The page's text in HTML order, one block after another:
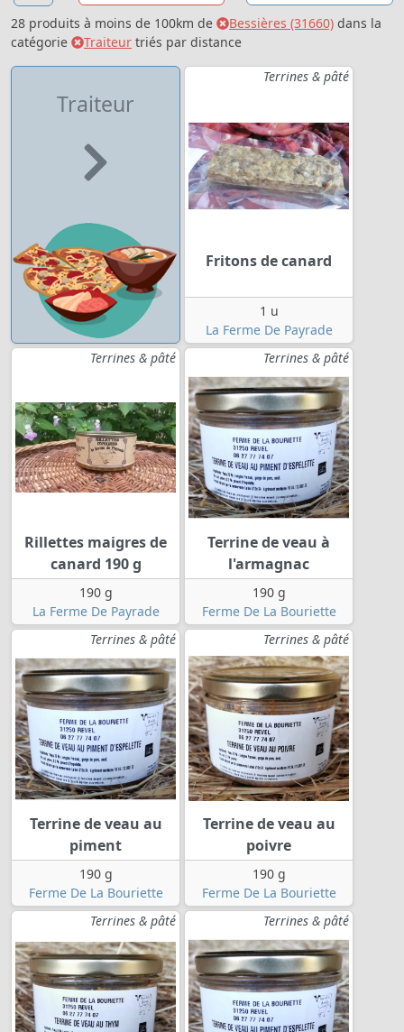
28 produits à moins de 100km de Bessières (31660) dans la
catégorie
Traiteur triés par distance
Traiteur
Terrines & pâté
Fritons de canard
1 u
La Ferme De Payrade
Terrines & pâté
Rillettes maigres de
canard 190 g
190 g
La Ferme De Payrade
Terrines & pâté
Terrine de veau à
l'armagnac
190 g
Ferme De La Bouriette
Terrines & pâté
Terrine de veau au
piment
190 g
Ferme De La Bouriette
Terrines & pâté
Terrine de veau au
poivre
190 g
Ferme De La Bouriette
Terrines & pâté
Terrines & pâté